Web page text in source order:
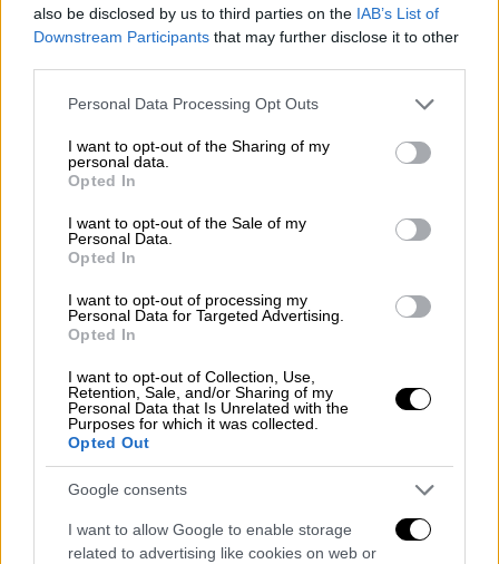
also be disclosed by us to third parties on the IAB’s List of
Downstream Participants that may further disclose it to other
Please note that this website/app uses one or more Google
not limited to your visit or usage behaviour. You may click to
grant or deny consent to Google and its third-party tags to
use your data for below specified purposes in below Google
consent section.
Personal Data Processing Opt Outs
I want to opt-out of the Sharing of my
personal data.
Opted In
I want to opt-out of the Sale of my
Personal Data.
Opted In
I want to opt-out of processing my
Personal Data for Targeted Advertising.
Opted In
I want to opt-out of Collection, Use,
Retention, Sale, and/or Sharing of my
Personal Data that Is Unrelated with the
Purposes for which it was collected.
Opted Out
Google consents
I want to allow Google to enable storage
related to advertising like cookies on web or
Πολιτική|14.07.2025 18:31
Αυτοί είναι οι νέοι γενικοί
γραμματείς των υπουργείων -
Αναλυτικά η λίστα με τα ονόματα
Η συνάντηση πραγματοποιήθηκε σε
ιδιαίτερα θετικό κλίμα, στο πλαίσιο της
εθιμοτυπικής γνωριμίας με την ηγεσία του
Οργανισμού, όπως αναφέρεται σε σχετική
ανακοίνωση του υπουργείου.
επιβεβαίωσαν την αμοιβαία εκτίμηση και τη
στενή συνεργασία που έχει αναπτυχθεί
διαχρονικά μεταξύ του υπουργείου και του
ΔΟΜ, σε όλα τα επίπεδα της αντιμετώπισης
του πολύπλοκου ζητήματος της
μετανάστευσης, υπογραμμίζεται επίσης στην
ανακοίνωση.